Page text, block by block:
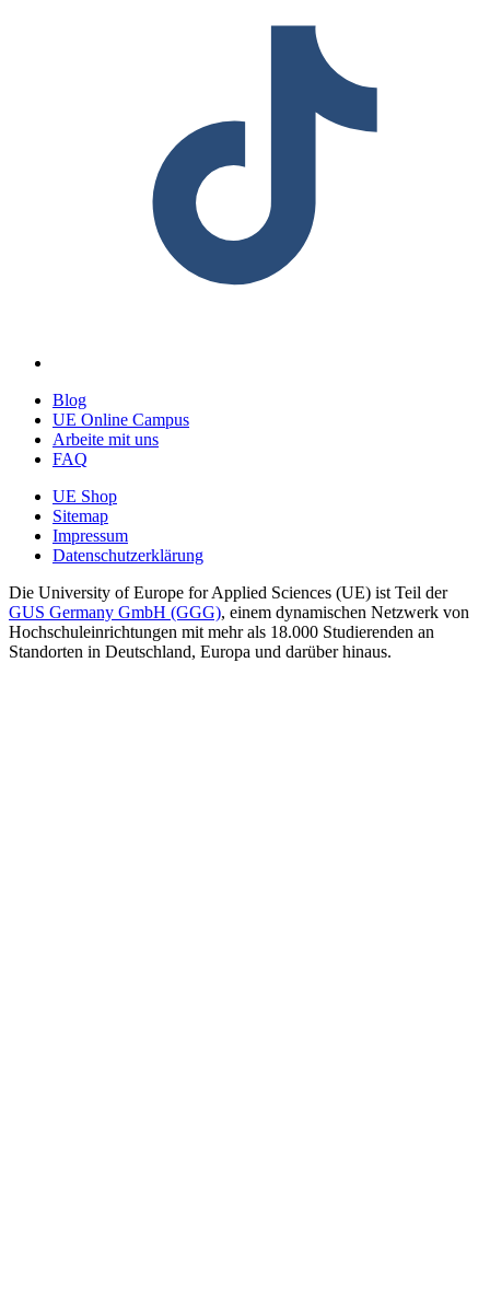
Blog
UE Online Campus
Arbeite mit uns
FAQ
UE Shop
Sitemap
Impressum
Datenschutzerklärung
Die University of Europe for Applied Sciences (UE) ist Teil der
GUS Germany GmbH (GGG), einem dynamischen Netzwerk von
Hochschuleinrichtungen mit mehr als 18.000 Studierenden an
Standorten in Deutschland, Europa und darüber hinaus.